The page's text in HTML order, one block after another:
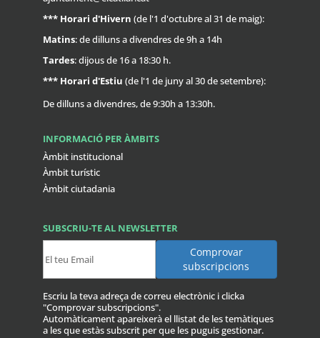
*** Horari d'Hivern (de l'1 d'octubre al 31 de maig):
Matins: de dilluns a divendres de 9h a 14h
Tardes: dijous de 16 a 18:30 h.
*** Horari d'Estiu (de l'1 de juny al 30 de setembre):
De dilluns a divendres, de 9:30h a 13:30h.
INFORMACIÓ PER ÀMBITS
Àmbit institucional
Àmbit turístic
Àmbit ciutadania
SUBSCRIU-TE AL NEWSLETTER
Escriu la teva adreça de correu electrònic i clicka
"Comprovar subscripcions".
Automàticament apareixerà el llistat de les temàtiques
a les que estàs subscrit per que les puguis gestionar.